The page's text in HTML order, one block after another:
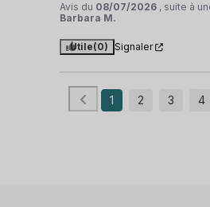
Avis du 08/07/2026 , suite à
Barbara M.
Utile(0) Signaler
1 2 3 4